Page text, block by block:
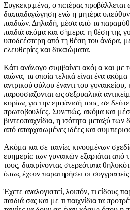
Συγκεκριμένα, ο πατέρας
διαπαιδαγώγηση ενώ η μητέρα
παιδιών. Δηλαδή, μέσα από τα
παιδιά ακόμα και σήμερα, η θέση της
υποδεέστερη από τη θέση του άνδρα,
ελευθερίες και δικαιώματα.
Κάτι ανάλογο συμβαίνει ακόμα και με
αιώνα, τα οποία τελικά είναι ένα
αντρικού φύλου έναντι του γυναικείου,
παρουσιάζονται ως σεξουαλικά
κυρίως για την εμφάνισή τους, σε
πρωτοβουλίες. Συνεπώς, ακόμα και
βιντεοπαιχνίδια, η ισότητα μεταξύ
από απαρχαιωμένες ιδέες και
Ακόμα και σε ταινίες κινουμένων
ευημερία των γυναικών εξαρτάται από
τους, διακρίνοντας στερεότυπα
όπως έχουν παρατηρήσει οι
Έχετε αναλογιστεί, λοιπόν, τι είδους
παιδιά σας και με τι παιχνίδια τα